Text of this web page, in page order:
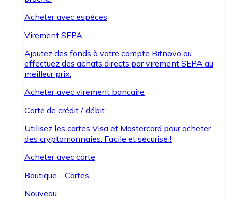
Acheter avec espèces
Virement SEPA
Ajoutez des fonds à votre compte Bitnovo ou
effectuez des achats directs par virement SEPA au
meilleur prix.
Acheter avec virement bancaire
Carte de crédit / débit
Utilisez les cartes Visa et Mastercard pour acheter
des cryptomonnaies. Facile et sécurisé !
Acheter avec carte
Boutique - Cartes
Nouveau